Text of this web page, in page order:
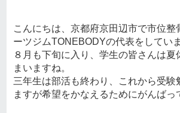
こんにちは、京都府京田辺市で市位整
ーツジムTONEBODYの代表をしてい
８月も下旬に入り、学生の皆さんは夏
まいますね。
三年生は部活も終わり、これから受験
ますが希望をかなえるためにがんばっ